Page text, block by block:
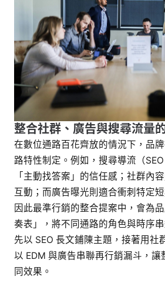
整合社群、廣告與搜尋流量
在數位通路百花齊放的情況下，品
路特性制定。例如，搜尋導流（
「主動找答案」的信任感；社群內
互動；而廣告曝光則適合衝刺特定
因此最準行銷的整合提案中，會為
奏表」，將不同通路的角色與時序
先以 SEO 長文鋪陳主題，接著用社
以 EDM 與廣告串聯再行銷漏斗，讓
同效果。